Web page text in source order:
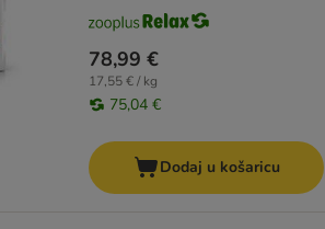
78,99 €
17,55 € / kg
75,04 €
Dodaj u košaricu